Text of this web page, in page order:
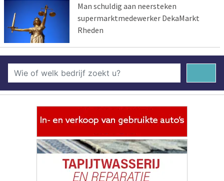
Man schuldig aan neersteken
supermarktmedewerker DekaMarkt
Rheden